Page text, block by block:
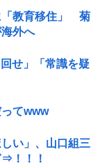
教育移住」 菊
外へ
せ」「常識を疑
てwww
い」、山口組三
！！！